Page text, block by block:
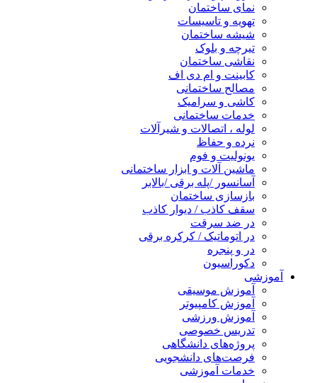
نمای ساختمان
تهویه و تاسیسات
شیشه ساختمان
تیرچه و بلوک
نقاشی ساختمان
کابینت و ام دی اف
مصالح ساختمانی
کاشی و سرامیک
خدمات ساختمانی
لوله ، اتصالات و شیرآلات
نرده و حفاظ
یونولیت و فوم
ماشین آلات و ابزار ساختمانی
آسانسور /پله برقی /بالابر
بازسازی ساختمان
سقف کاذب / دیوار کاذب
در ضد سرقت
در اتوماتیک / کرکره برقی
در و پنجره
دکوراسیون
آموزشی
آموزش موسیقی
آموزش کامپیوتر
آموزش ورزشی
تدریس خصوصی
پروژه‌های دانشگاهی
فرصت‌های دانشجویی
خدمات آموزشی